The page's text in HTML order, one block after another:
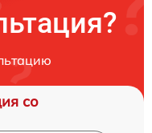
со